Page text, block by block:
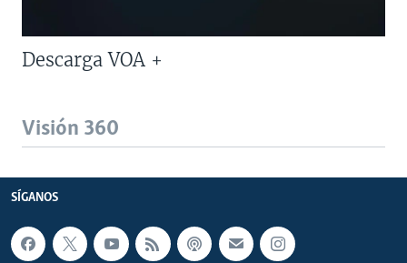
Descarga VOA +
Visión 360
SÍGANOS